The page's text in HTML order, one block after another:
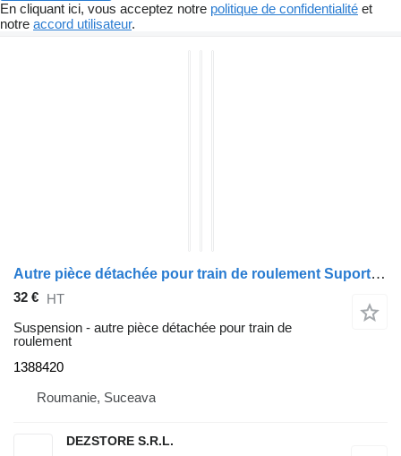
En cliquant ici, vous acceptez notre politique de confidentialité et
notre accord utilisateur.
Autre pièce détachée pour train de roulement Suport tendon axa spate stanga 1388420 pour tracteur routier DAF CF85
32 € HT
Suspension - autre pièce détachée pour train de
roulement
1388420
Roumanie, Suceava
DEZSTORE S.R.L.